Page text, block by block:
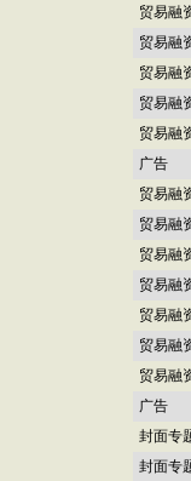
贸易融
贸易融
贸易融
贸易融
贸易融
广告
贸易融
贸易融
贸易融
贸易融
贸易融
贸易融
贸易融
广告
封面专
封面专